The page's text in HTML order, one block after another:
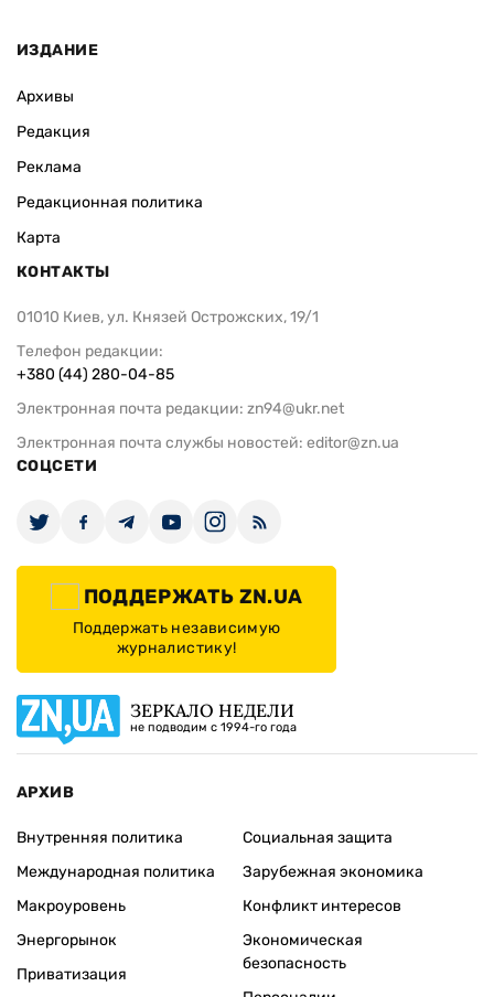
ИЗДАНИЕ
Архивы
Редакция
Реклама
Редакционная политика
Карта
КОНТАКТЫ
01010 Киев, ул. Князей Острожских, 19/1
Телефон редакции:
+380 (44) 280-04-85
Электронная почта редакции: zn94@ukr.net
Электронная почта службы новостей: editor@zn.ua
СОЦСЕТИ
ПОДДЕРЖАТЬ ZN.UA
Поддержать независимую
журналистику!
ЗЕРКАЛО НЕДЕЛИ
не подводим с 1994-го года
АРХИВ
Внутренняя политика
Международная политика
Макроуровень
Энергорынок
Приватизация
Социальная защита
Зарубежная экономика
Конфликт интересов
Экономическая
безопасность